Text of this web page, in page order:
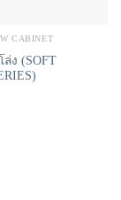
CABINET
ล่ง (SOFT